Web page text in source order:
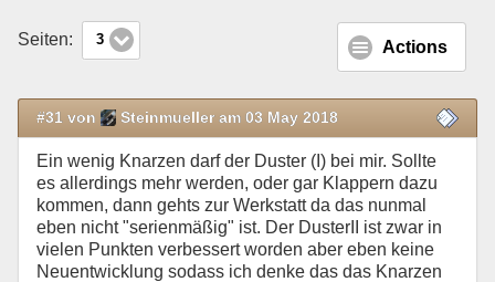
Seiten: 3 Actions
#31 von Steinmueller am 03 May 2018
Ein wenig Knarzen darf der Duster (I) bei mir. Sollte
es allerdings mehr werden, oder gar Klappern dazu
kommen, dann gehts zur Werkstatt da das nunmal
eben nicht "serienmäßig" ist. Der DusterII ist zwar in
vielen Punkten verbessert worden aber eben keine
Neuentwicklung sodass ich denke das das Knarzen